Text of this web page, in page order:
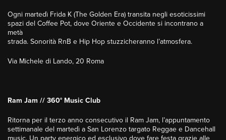
Ogni martedì Frida K (The Golden Era) transita negli esoticissimi
spazi del Coffee Pot, dove Oriente e Occidente si incontrano a
metà
strada. Sonorità RnB e Hip Hop stuzzicheranno l’atmosfera.
Via Michele di Lando, 20 Roma
Ram Jam // 360° Music Club
Ritorna per il terzo anno consecutivo il Ram Jam, l’appuntamento
settimanale del martedì a San Lorenzo targato Reggae e Dancehall